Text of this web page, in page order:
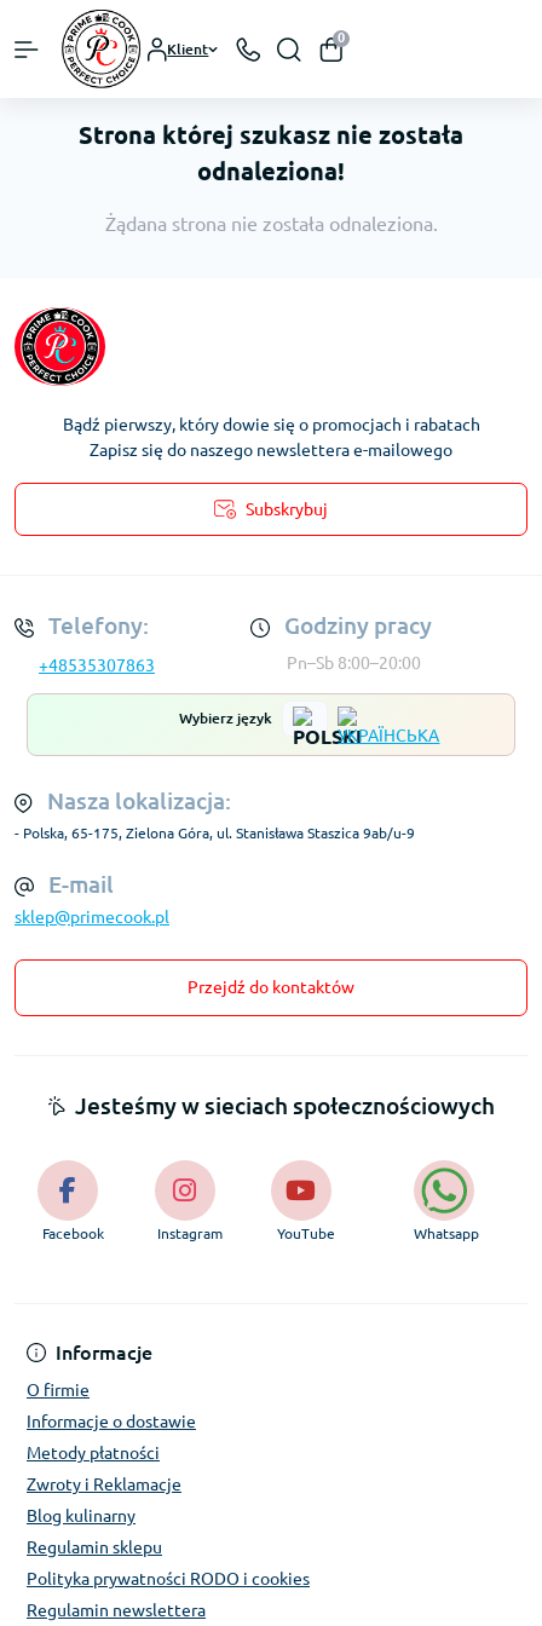
Klient
0
Strona której szukasz nie została
odnaleziona!
Żądana strona nie została odnaleziona.
Bądź pierwszy, który dowie się o promocjach i rabatach
Zapisz się do naszego newslettera e-mailowego
Subskrybuj
Telefony:
+48535307863
Godziny pracy
Pn–Sb 8:00–20:00
Wybierz język
Nasza lokalizacja:
- Polska, 65-175, Zielona Góra, ul. Stanisława Staszica 9ab/u-9
E-mail
sklep@primecook.pl
Przejdź do kontaktów
Informacje
O firmie
Informacje o dostawie
Metody płatności
Zwroty i Reklamacje
Blog kulinarny
Regulamin sklepu
Polityka prywatności RODO i cookies
Regulamin newslettera
Jesteśmy w sieciach społecznościowych
Facebook Instagram YouTube Whatsapp